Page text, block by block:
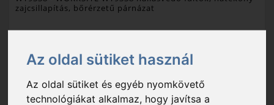
Az oldal sütiket használ
Az oldal sütiket és egyéb nyomkövető
technológiákat alkalmaz, hogy javítsa a
zajcsillapítás, bőrérzetű párnázat
Raktáron
funkció: hallásvédő fültok gépek által okozott zaj ellen